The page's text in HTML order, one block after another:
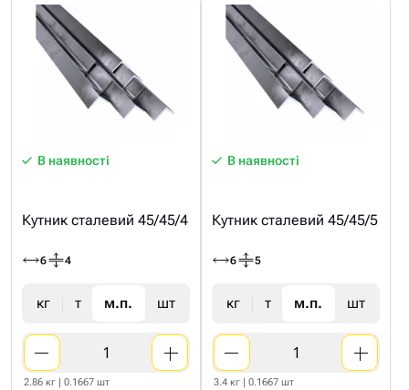
В наявності
Кутник сталевий 45/45/4
6 4
кг т м.п. шт
2.86 кг | 0.1667 шт
В наявності
Кутник сталевий 45/45/5
6 5
кг т м.п. шт
3.4 кг | 0.1667 шт